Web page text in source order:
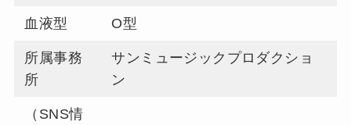
血液型 O型
所属事務
所
サンミュージックプロダクショ
ン
（SNS情